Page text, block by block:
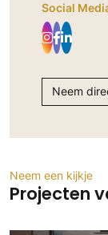
Afwerking
Wandafwerking
Behang /
Leer
Stucwerk
Social
Neem
Neem een kijkje
Projecten